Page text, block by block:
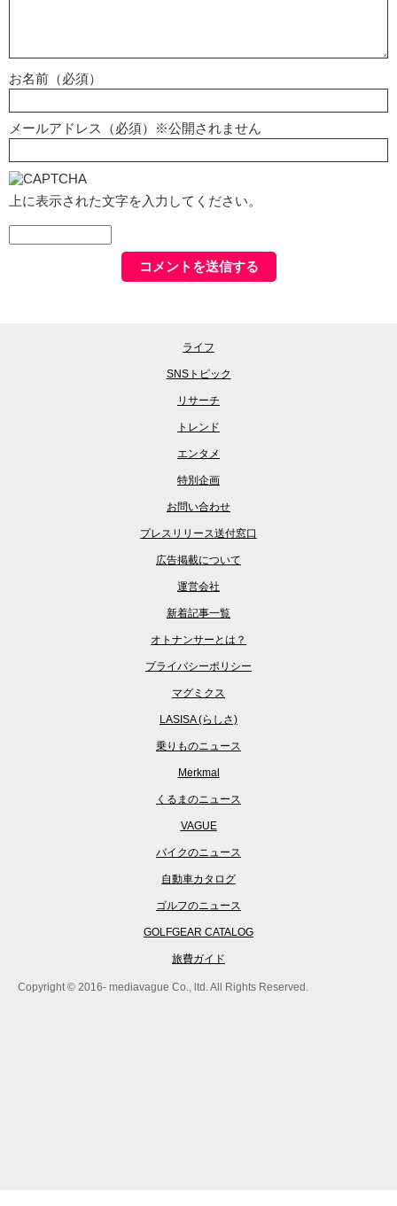
お名前（必須）
メールアドレス（必須）※公開されません
上に表示された文字を入力してください。
ライフ
SNSトピック
リサーチ
トレンド
エンタメ
特別企画
お問い合わせ
プレスリリース送付窓口
広告掲載について
運営会社
新着記事一覧
オトナンサーとは？
プライバシーポリシー
マグミクス
LASISA (らしさ)
乗りものニュース
Merkmal
くるまのニュース
VAGUE
バイクのニュース
自動車カタログ
ゴルフのニュース
GOLFGEAR CATALOG
旅費ガイド
Copyright © 2016- mediavague Co., ltd. All Rights Reserved.